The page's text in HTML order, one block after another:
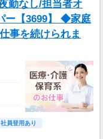
勤なし/担当者オ
ー【3699】 ◆家庭
事を続けられま
社員登用あり